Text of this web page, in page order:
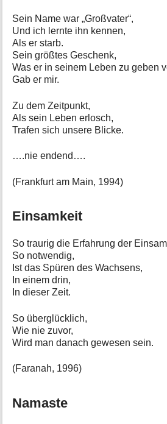
Sein Name war „Großvater“,
Und ich lernte ihn kennen,
Als er starb.
Sein größtes Geschenk,
Was er in seinem Leben zu geben
Gab er mir.
Zu dem Zeitpunkt,
Als sein Leben erlosch,
Trafen sich unsere Blicke.
….nie endend….
(Frankfurt am Main, 1994)
Einsamkeit
So traurig die Erfahrung der
So notwendig,
Ist das Spüren des Wachsens,
In einem drin,
In dieser Zeit.
So überglücklich,
Wie nie zuvor,
Wird man danach gewesen sein.
(Faranah, 1996)
Namaste